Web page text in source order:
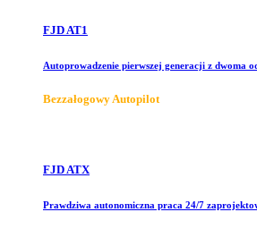
FJD AT1
Autoprowadzenie pierwszej generacji z dwoma
Bezzałogowy Autopilot
FJD ATX
Prawdziwa autonomiczna praca 24/7